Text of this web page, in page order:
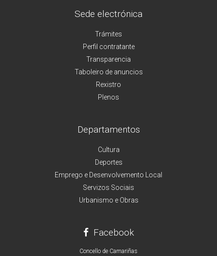
Sede electrónica
Trámites
Perfil contratante
Transparencia
Taboleiro de anuncios
Rexistro
Plenos
Departamentos
Cultura
Deportes
Emprego e Desenvolvemento Local
Servizos Sociais
Urbanismo e Obras
Facebook
Concello de Camariñas